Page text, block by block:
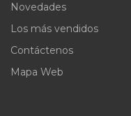
Novedades
Los más vendidos
Contáctenos
Mapa Web